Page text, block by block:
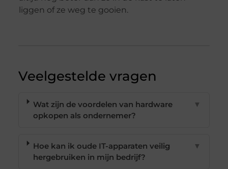
liggen of ze weg te gooien.
Veelgestelde vragen
Wat zijn de voordelen van hardware
opkopen als ondernemer?
▼
Hoe kan ik oude IT-apparaten veilig
hergebruiken in mijn bedrijf?
▼